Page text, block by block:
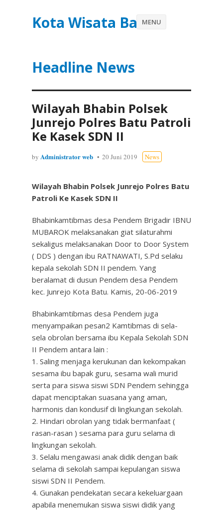
Kota Wisata Batu
Headline News
MENU
Wilayah Bhabin Polsek
Junrejo Polres Batu Patroli
Ke Kasek SDN II
by Administrator web 20 Juni 2019 News
Wilayah Bhabin Polsek Junrejo Polres Batu
Patroli Ke Kasek SDN II
Bhabinkamtibmas desa Pendem Brigadir IBNU
MUBAROK melaksanakan giat silaturahmi
sekaligus melaksanakan Door to Door System
( DDS ) dengan ibu RATNAWATI, S.Pd selaku
kepala sekolah SDN II pendem. Yang
beralamat di dusun Pendem desa Pendem
kec. Junrejo Kota Batu. Kamis, 20-06-2019
Bhabinkamtibmas desa Pendem juga
menyampaikan pesan2 Kamtibmas di sela-
sela obrolan bersama ibu Kepala Sekolah SDN
II Pendem antara lain :
1. Saling menjaga kerukunan dan kekompakan
sesama ibu bapak guru, sesama wali murid
serta para siswa siswi SDN Pendem sehingga
dapat menciptakan suasana yang aman,
harmonis dan kondusif di lingkungan sekolah.
2. Hindari obrolan yang tidak bermanfaat (
rasan-rasan ) sesama para guru selama di
lingkungan sekolah.
3. Selalu mengawasi anak didik dengan baik
selama di sekolah sampai kepulangan siswa
siswi SDN II Pendem.
4. Gunakan pendekatan secara kekeluargaan
apabila menemukan siswa siswi didik yang